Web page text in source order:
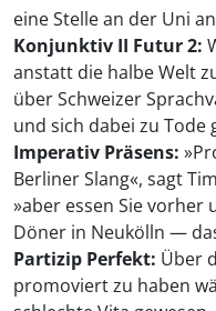
eine Stelle an der Uni
Konjunktiv II Futur 2:
anstatt die halbe Welt
über Schweizer
und sich dabei zu Tode
Imperativ Präsens:
Berliner Slang«, sagt
»aber essen Sie vorher
Döner in Neukölln —
Partizip Perfekt: Über
promoviert zu haben